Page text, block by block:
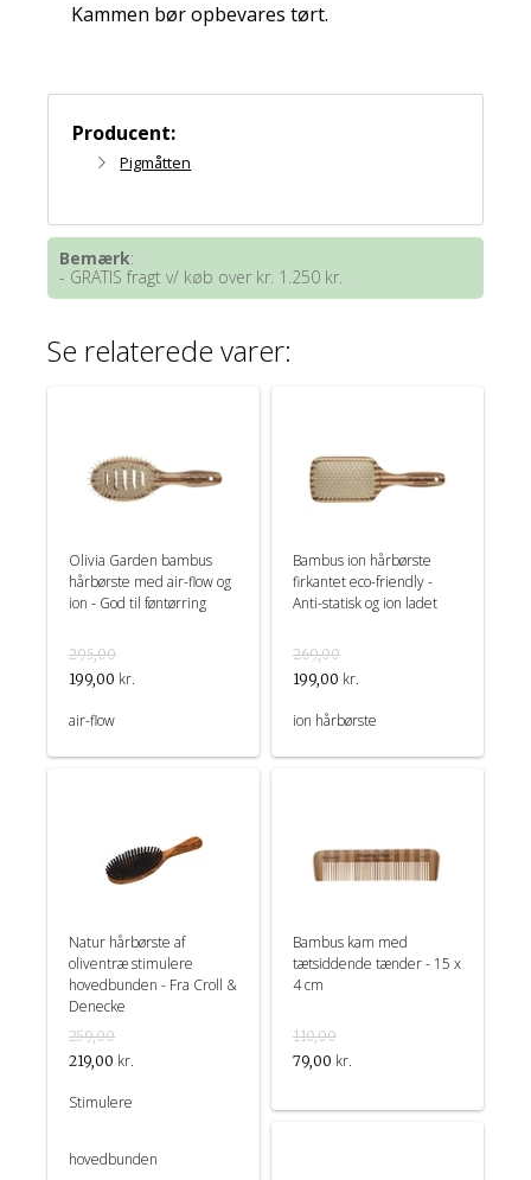
Kammen bør opbevares tørt.
Producent:
Pigmåtten
Bemærk:
- GRATIS fragt v/ køb over kr. 1.250 kr.
Se relaterede varer:
Olivia Garden bambus
hårbørste med air-flow og
ion - God til føntørring
295,00
199,00 kr.
air-flow
Bambus ion hårbørste
firkantet eco-friendly -
Anti-statisk og ion ladet
269,00
199,00 kr.
ion hårbørste
Natur hårbørste af
oliventræ stimulere
hovedbunden - Fra Croll &
Denecke
259,00
219,00 kr.
Stimulere
hovedbunden
Bambus kam med
tætsiddende tænder - 15 x
4 cm
110,00
79,00 kr.